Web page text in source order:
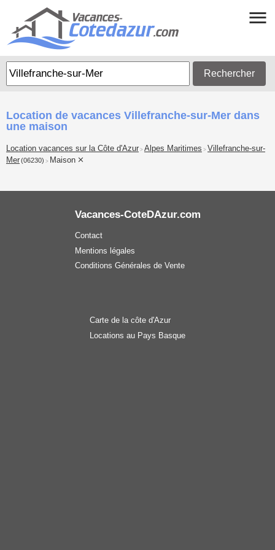
Rechercher
Location de vacances Villefranche-sur-Mer dans
une maison
Location vacances sur la Côte d'Azur > Alpes Maritimes > Villefranche-sur-
Mer(06230) > Maison
Vacances-CoteDAzur.com
Contact
Mentions légales
Conditions Générales de Vente
Carte de la côte d'Azur
Locations au Pays Basque